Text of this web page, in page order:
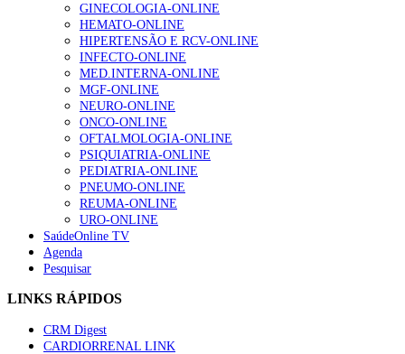
“Os programas de rastreio do cancro do pulmão são
custo-efetivos e representam um investimento
sustentável para os sistemas de saúde”
93 visualizações
Quase quatro em cada dez doentes com enfarte
apresentavam níveis elevados de Lp(a), revela estudo
87 visualizações
Trodelvy aprovado para primeira linha no cancro da
mama triplo negativo metastático em doentes não
61 visualizações
GINECOLOGIA-ONLINE
HEMATO-ONLINE
HIPERTENSÃO E RCV-ONLINE
INFECTO-ONLINE
MED.INTERNA-ONLINE
MGF-ONLINE
NEURO-ONLINE
ONCO-ONLINE
OFTALMOLOGIA-ONLINE
PSIQUIATRIA-ONLINE
PEDIATRIA-ONLINE
PNEUMO-ONLINE
REUMA-ONLINE
URO-ONLINE
SaúdeOnline TV
Agenda
Pesquisar
LINKS RÁPIDOS
CRM Digest
CARDIORRENAL LINK